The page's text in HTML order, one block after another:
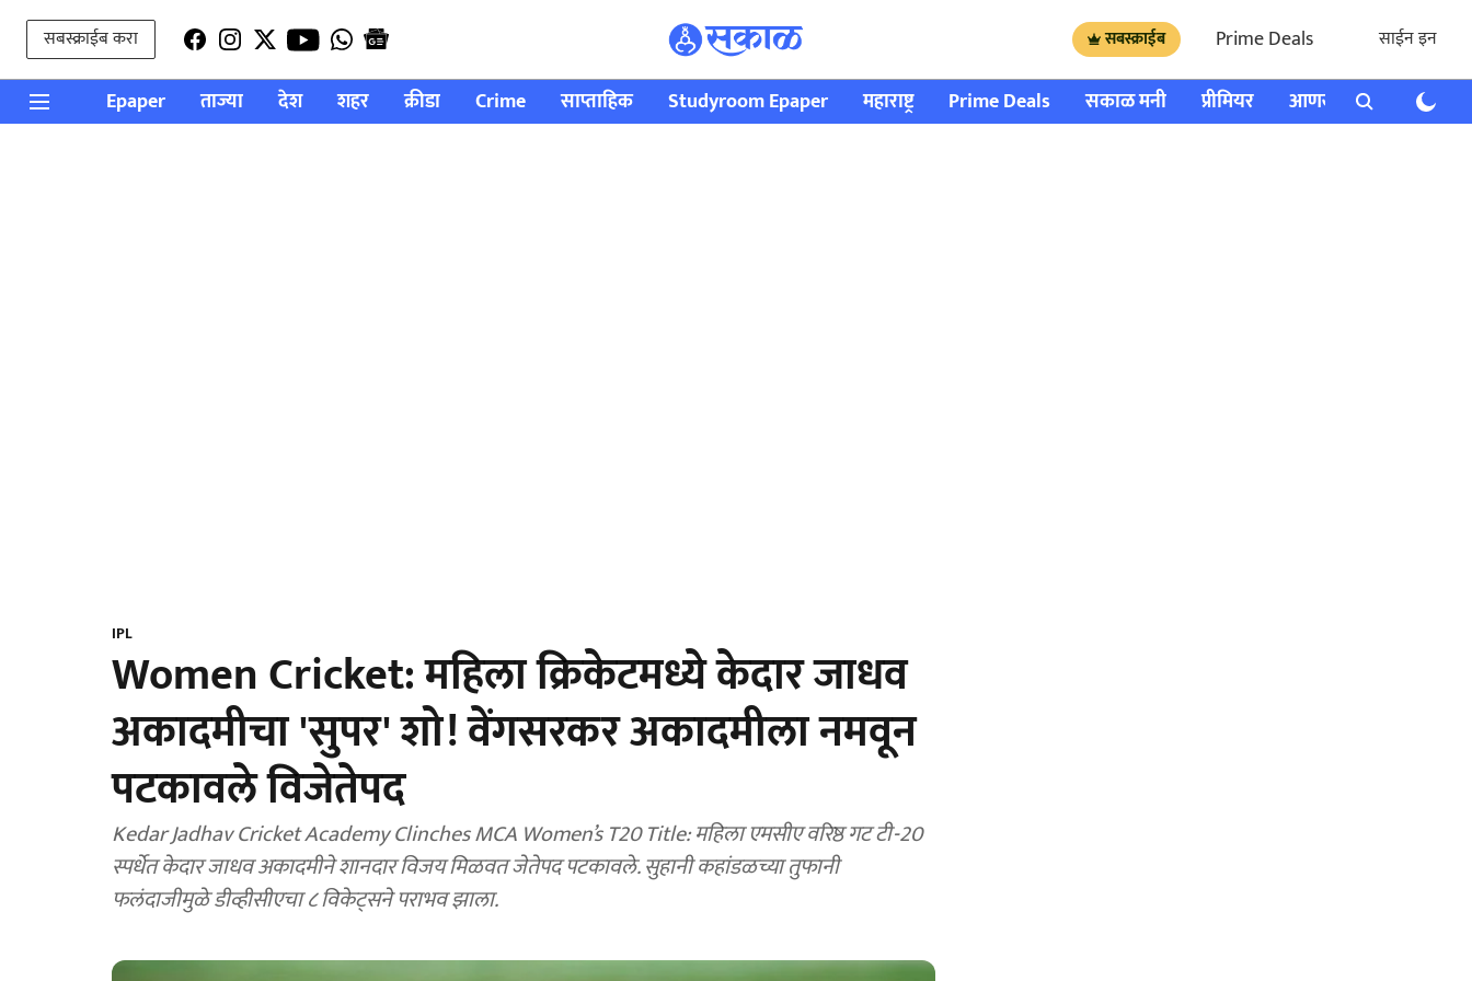
सबस्क्राईब करा सबस्क्राईब Prime Deals साईन इन
Epaper ताज्या देश शहर क्रीडा Crime साप्ताहिक Studyroom Epaper महाराष्ट्र Prime Deals सकाळ मनी प्रीमियर आणखी राशी भविष्य
IPL
Women Cricket: महिला क्रिकेटमध्ये केदार जाधव
अकादमीचा 'सुपर' शो! वेंगसरकर अकादमीला नमवून
पटकावले विजेतेपद
Kedar Jadhav Cricket Academy Clinches MCA Women’s T20 Title: महिला एमसीए वरिष्ठ गट टी-20
स्पर्धेत केदार जाधव अकादमीने शानदार विजय मिळवत जेतेपद पटकावले. सुहानी कहांडळच्या तुफानी
फलंदाजीमुळे डीव्हीसीएचा ८ विकेट्सने पराभव झाला.